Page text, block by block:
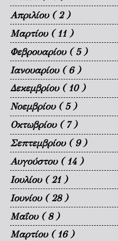
Απριλίου ( 2 )
Μαρτίου ( 11 )
Φεβρουαρίου ( 5 )
Ιανουαρίου ( 6 )
Δεκεμβρίου ( 10 )
Νοεμβρίου ( 5 )
Οκτωβρίου ( 7 )
Σεπτεμβρίου ( 9 )
Αυγούστου ( 14 )
Ιουλίου ( 21 )
Ιουνίου ( 28 )
Μαΐου ( 8 )
Μαρτίου ( 16 )